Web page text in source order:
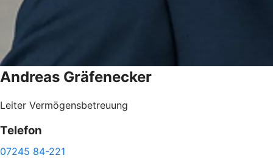
Andreas Gräfenecker
Leiter Vermögensbetreuung
Telefon
07245 84-221